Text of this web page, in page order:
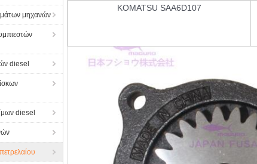
μηχανών
diesel
diesel
KOMATSU SAA6D107